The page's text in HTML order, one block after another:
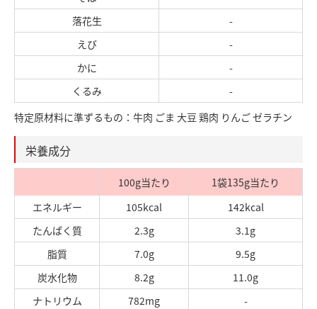
落花生
-
えび
-
かに
-
くるみ
-
特定原材料に準ずるもの：牛肉 ごま 大豆 鶏肉 りんご ゼラチン
栄養成分
100g当たり
1袋135g当たり
エネルギー
105kcal
142kcal
たんぱく質
2.3g
3.1g
脂質
7.0g
9.5g
炭水化物
8.2g
11.0g
ナトリウム
782mg
-